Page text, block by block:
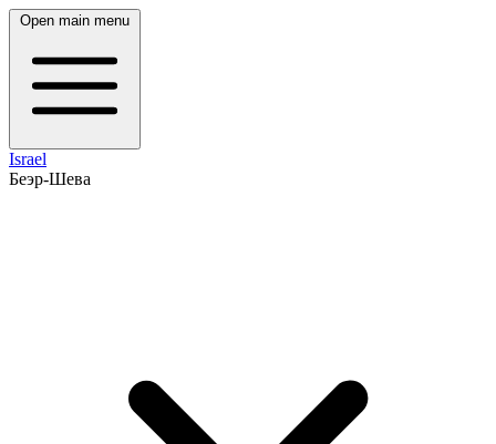
Open main menu
Israel
Беэр-Шева